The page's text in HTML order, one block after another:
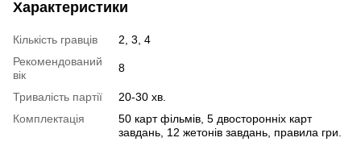
Характеристики
Кількість гравців
2, 3, 4
Рекомендований
вік
8
Тривалість партії
20-30 хв.
Комплектація
50 карт фільмів, 5 двосторонніх карт
завдань, 12 жетонів завдань, правила гри.